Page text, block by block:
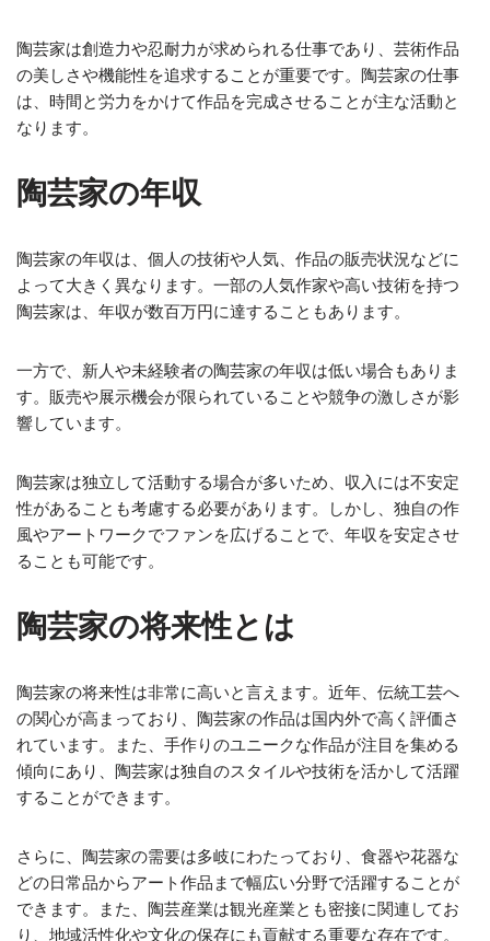
陶芸家は創造力や忍耐力が求められる仕事であり、芸術作品
の美しさや機能性を追求することが重要です。陶芸家の仕事
は、時間と労力をかけて作品を完成させることが主な活動と
なります。
陶芸家の年収
陶芸家の年収は、個人の技術や人気、作品の販売状況などに
よって大きく異なります。一部の人気作家や高い技術を持つ
陶芸家は、年収が数百万円に達することもあります。
一方で、新人や未経験者の陶芸家の年収は低い場合もありま
す。販売や展示機会が限られていることや競争の激しさが影
響しています。
陶芸家は独立して活動する場合が多いため、収入には不安定
性があることも考慮する必要があります。しかし、独自の作
風やアートワークでファンを広げることで、年収を安定させ
ることも可能です。
陶芸家の将来性とは
陶芸家の将来性は非常に高いと言えます。近年、伝統工芸へ
の関心が高まっており、陶芸家の作品は国内外で高く評価さ
れています。また、手作りのユニークな作品が注目を集める
傾向にあり、陶芸家は独自のスタイルや技術を活かして活躍
することができます。
さらに、陶芸家の需要は多岐にわたっており、食器や花器な
どの日常品からアート作品まで幅広い分野で活躍することが
できます。また、陶芸産業は観光産業とも密接に関連してお
り、地域活性化や文化の保存にも貢献する重要な存在です。